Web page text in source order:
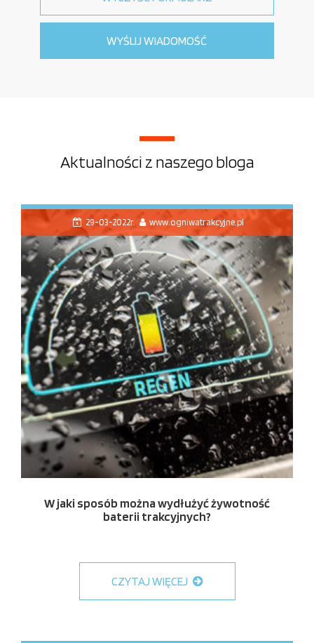
Aktualności z naszego bloga
29-03-2022r. www.ogniwatrakcyjne.pl
W jaki sposób można wydłużyć żywotność
baterii trakcyjnych?
CZYTAJ WIĘCEJ